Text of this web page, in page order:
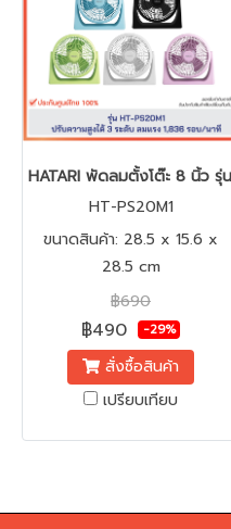
HATARI พัดลมตั้งโต๊ะ 8 นิ้ว รุ่น
HT-PS20M1
ขนาดสินค้า: 28.5 x 15.6 x
28.5 cm
฿690
฿490 -29%
สั่งซื้อสินค้า
เปรียบเทียบ